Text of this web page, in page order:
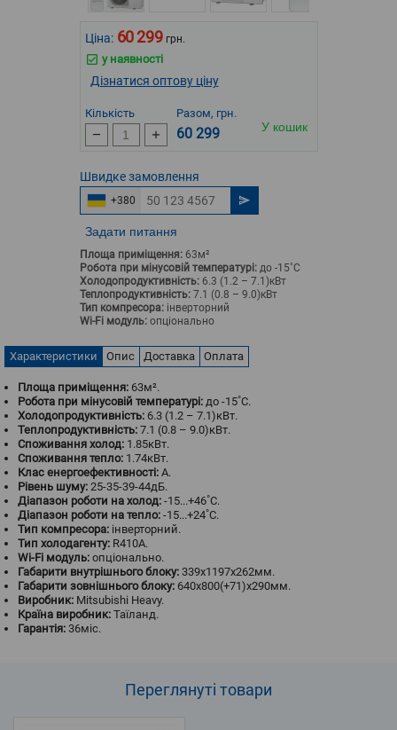
Ціна: 60 299 грн.
у наявності
Дізнатися оптову ціну
Кількість Разом, грн.
60 299 У кошик
Швидкезамовлення
+380
Задати питання
Площа приміщення:63м²
Робота при мінусовій температурі:до -15˚С
Холодопродуктивність:6.3 (1.2 – 7.1)кВт
Теплопродуктивність:7.1 (0.8 – 9.0)кВт
Тип компресора:інверторний
Wi-Fi модуль:опціонально
Характеристики Опис Доставка Оплата
Площа приміщення: 63м².
Робота при мінусовій температурі: до -15˚С.
Холодопродуктивність: 6.3 (1.2 – 7.1)кВт.
Теплопродуктивність: 7.1 (0.8 – 9.0)кВт.
Споживання холод: 1.85кВт.
Споживання тепло: 1.74кВт.
Клас енергоефективності: A.
Рівень шуму: 25-35-39-44дБ.
Діапазон роботи на холод: -15...+46˚С.
Діапазон роботи на тепло: -15...+24˚С.
Тип компресора: інверторний.
Тип холодагенту: R410A.
Wi-Fi модуль: опціонально.
Габарити внутрішнього блоку: 339x1197x262мм.
Габарити зовнішнього блоку: 640x800(+71)x290мм.
Виробник: Mitsubishi Heavy.
Країна виробник: Таїланд.
Гарантія: 36міс.
Переглянуті товари